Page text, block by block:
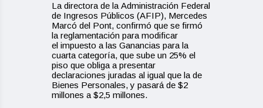
La directora de la Administración Federal
de Ingresos Públicos (AFIP), Mercedes
Marcó del Pont, confirmó que se firmó
la reglamentación para modificar
el impuesto a las Ganancias para la
cuarta categoría, que sube un 25% el
piso que obliga a presentar
declaraciones juradas al igual que la de
Bienes Personales, y pasará de $2
millones a $2,5 millones.